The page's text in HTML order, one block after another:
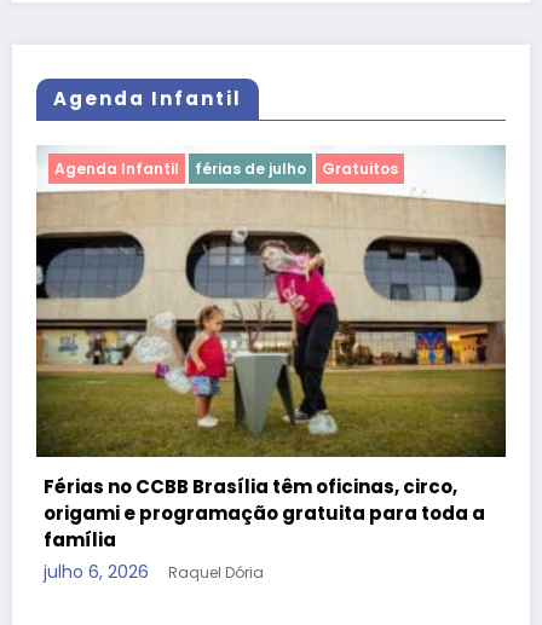
Agenda Infantil
de julho Gratuitos
têm oficinas, circo,
gratuita para toda a
Agenda Infantil